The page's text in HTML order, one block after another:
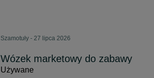
Szamotuły - 27 lipca 2026
Wózek marketowy do zabawy
Używane